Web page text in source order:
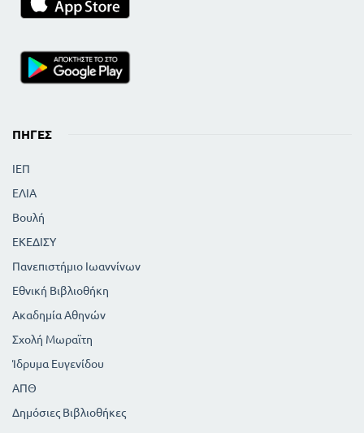
ΠΗΓΈΣ
ΙΕΠ
ΕΛΙΑ
Βουλή
ΕΚΕΔΙΣΥ
Πανεπιστήμιο Ιωαννίνων
Εθνική Βιβλιοθήκη
Ακαδημία Αθηνών
Σχολή Μωραϊτη
Ίδρυμα Ευγενίδου
ΑΠΘ
Δημόσιες Βιβλιοθήκες